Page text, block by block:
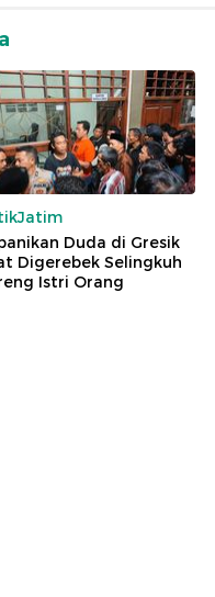
Duda di Gresik
Digerebek Selingkuh
Istri Orang